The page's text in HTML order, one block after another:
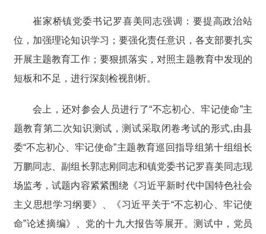
崔家桥镇党委书记罗喜美同志强调：要提高政治站
位，加强理论知识学习；要强化责任意识，各支部要扎实
开展主题教育工作；要狠抓落实，对照主题教育中发现的
短板和不足，进行深刻检视剖析。
会上，还对参会人员进行了“不忘初心、牢记使命”主
题教育第二次知识测试，测试采取闭卷考试的形式,由县
委“不忘初心、牢记使命”主题教育巡回指导组第十组组长
万鹏同志、副组长郭志刚同志和镇党委书记罗喜美同志现
场监考，试题内容紧紧围绕《习近平新时代中国特色社会
主义思想学习纲要》、《习近平关于“不忘初心、牢记使
命”论述摘编》、党的十九大报告等展开。测试中，党员